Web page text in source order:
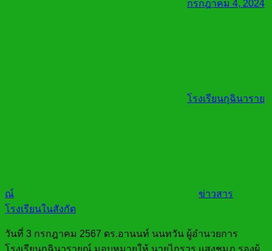
กรกฎาคม 4, 2024
โรงเรียนกุฉินาราย
ณ์
ข่าวสาร
โรงเรียนในสังกัด
วันที่ 3 กรกฎาคม 2567 ดร.อานนท์ นนทวัน ผู้อำนวยการ